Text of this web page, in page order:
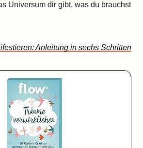
Universum dir gibt, was du brauchst
Anleitung in sechs Schritten